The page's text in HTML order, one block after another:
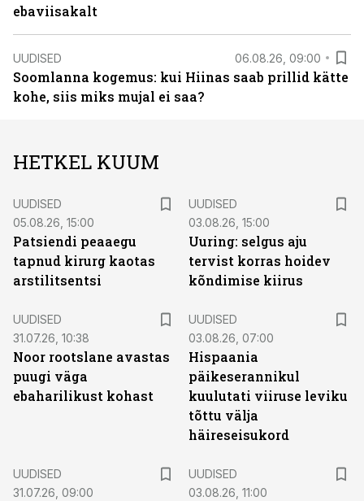
ebaviisakalt
UUDISED 06.08.26, 09:00
Soomlanna kogemus: kui Hiinas saab prillid kätte
kohe, siis miks mujal ei saa?
HETKEL KUUM
UUDISED
05.08.26, 15:00
Patsiendi peaaegu
tapnud kirurg kaotas
arstilitsentsi
UUDISED
03.08.26, 15:00
Uuring: selgus aju
tervist korras hoidev
kõndimise kiirus
UUDISED
31.07.26, 10:38
Noor rootslane avastas
puugi väga
ebaharilikust kohast
UUDISED
03.08.26, 07:00
Hispaania
päikeserannikul
kuulutati viiruse leviku
tõttu välja
häireseisukord
UUDISED
31.07.26, 09:00
UUDISED
03.08.26, 11:00